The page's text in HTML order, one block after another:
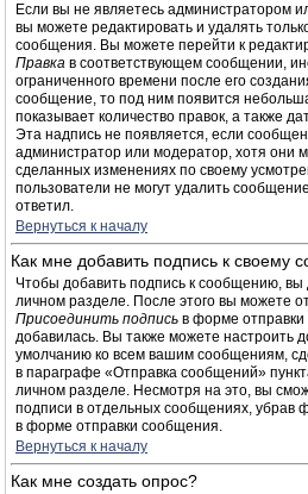
Если вы не являетесь администратором
вы можете редактировать и удалять
сообщения. Вы можете перейти к
Правка в соответствующем сообщении,
ограниченного времени после его
сообщение, то под ним появится
показывает количество правок, а также
Эта надпись не появляется, если
администратор или модератор, хотя они
сделанных изменениях по своему
пользователи не могут удалить
ответил.
Вернуться к началу
Как мне добавить подпись к своему
Чтобы добавить подпись к сообщению,
личном разделе. После этого вы можете
Присоединить подпись в форме
добавилась. Вы также можете настроить
умолчанию ко всем вашим сообщениям,
в параграфе «Отправка сообщений»
личном разделе. Несмотря на это, вы
подписи в отдельных сообщениях, убрав
в форме отправки сообщения.
Вернуться к началу
Как мне создать опрос?